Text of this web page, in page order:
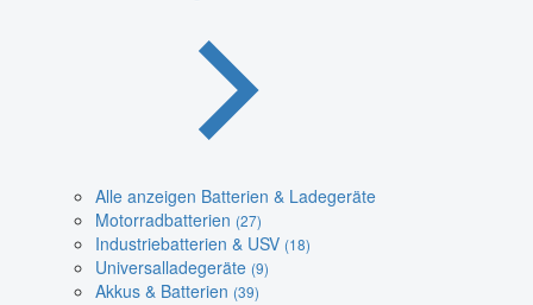
Alle anzeigen Batterien & Ladegeräte
Motorradbatterien (27)
Industriebatterien & USV (18)
Universalladegeräte (9)
Akkus & Batterien (39)